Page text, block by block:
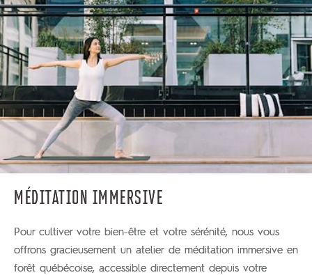
MÉDITATION IMMERSIVE
Pour cultiver votre bien-être et votre sérénité, nous vous
offrons gracieusement un atelier de méditation immersive en
forêt québécoise, accessible directement depuis votre